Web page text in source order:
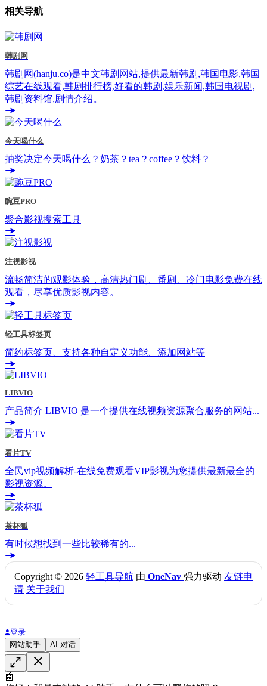
相关导航
韩剧网
韩剧网(hanju.co)是中文韩剧网站,提供最新韩剧,韩国电影,韩国
综艺在线观看,韩剧排行榜,好看的韩剧,娱乐新闻,韩国电视剧,
韩剧资料馆,剧情介绍。
今天喝什么
抽奖决定今天喝什么？奶茶？tea？coffee？饮料？
豌豆PRO
聚合影视搜索工具
注视影视
流畅简洁的观影体验，高清热门剧、番剧、冷门电影免费在线
观看，尽享优质影视内容。
轻工具标签页
简约标签页、支持各种自定义功能、添加网站等
LIBVIO
产品简介 LIBVIO 是一个提供在线视频资源聚合服务的网站...
看片TV
全民vip视频解析-在线免费观看VIP影视为您提供最新最全的
影视资源。
茶杯狐
有时候想找到一些比较稀有的...
Copyright © 2026 轻工具导航 由 OneNav 强力驱动 友链申
请 关于我们
登录
网站助手
AI 对话
🤖